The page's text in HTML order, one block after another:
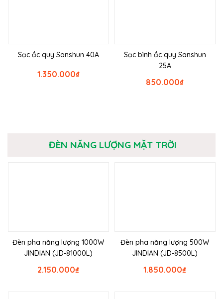
Sạc ắc quy Sanshun 40A
₫
1.350.000
Sạc bình ắc quy Sanshun
25A
₫
850.000
ĐÈN NĂNG LƯỢNG MẶT TRỜI
Đèn pha năng lượng 1000W
JINDIAN (JD-81000L)
₫
2.150.000
Đèn pha năng lượng 500W
JINDIAN (JD-8500L)
₫
1.850.000